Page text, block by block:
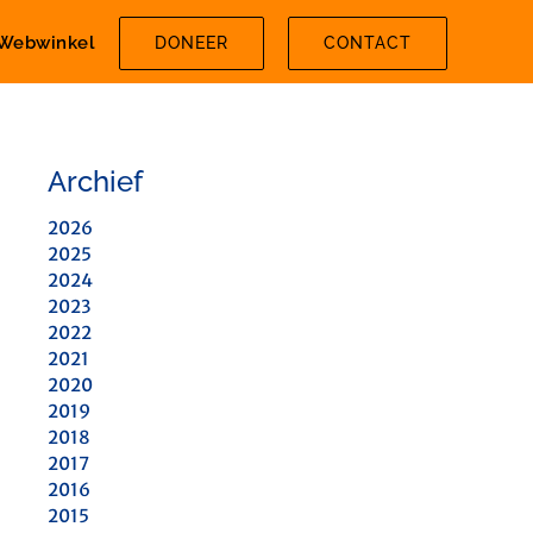
DONEER CONTACT
Archief
2026
2025
2024
2023
2022
2021
2020
2019
2018
2017
2016
2015